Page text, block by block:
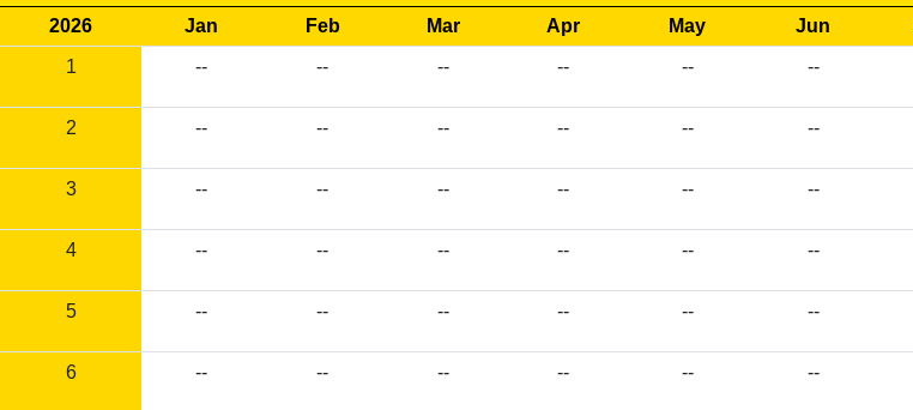
2026 Jan Feb Mar Apr May Jun
1
-- -- -- -- -- --
2 -- -- -- -- -- --
3 -- -- -- -- -- --
4 -- -- -- -- -- --
5 -- -- -- -- -- --
6 -- -- -- -- -- --